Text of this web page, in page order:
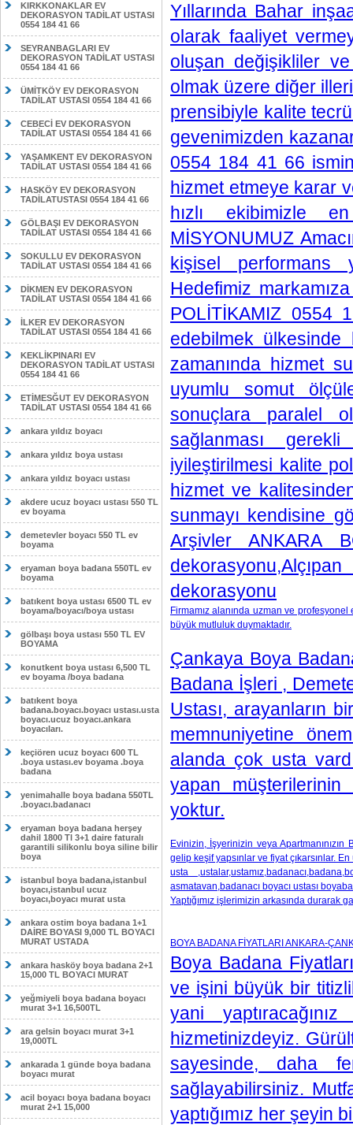
KIRKKONAKLAR EV
DEKORASYON TADİLAT USTASI
0554 184 41 66
SEYRANBAGLARI EV
DEKORASYON TADİLAT USTASI
0554 184 41 66
ÜMİTKÖY EV DEKORASYON
TADİLAT USTASI 0554 184 41 66
CEBECİ EV DEKORASYON
TADİLAT USTASI 0554 184 41 66
YAŞAMKENT EV DEKORASYON
TADİLAT USTASI 0554 184 41 66
HASKÖY EV DEKORASYON
TADİLATUSTASI 0554 184 41 66
GÖLBAŞI EV DEKORASYON
TADİLAT USTASI 0554 184 41 66
SOKULLU EV DEKORASYON
TADİLAT USTASI 0554 184 41 66
DİKMEN EV DEKORASYON
TADİLAT USTASI 0554 184 41 66
İLKER EV DEKORASYON
TADİLAT USTASI 0554 184 41 66
KEKLİKPINARI EV
DEKORASYON TADİLAT USTASI
0554 184 41 66
ETİMESĞUT EV DEKORASYON
TADİLAT USTASI 0554 184 41 66
ankara yıldız boyacı
ankara yıldız boya ustası
ankara yıldız boyacı ustası
akdere ucuz boyacı ustası 550 TL
ev boyama
demetevler boyacı 550 TL ev
boyama
eryaman boya badana 550TL ev
boyama
batıkent boya ustası 6500 TL ev
boyama/boyacı/boya ustası
gölbaşı boya ustası 550 TL EV
BOYAMA
konutkent boya ustası 6,500 TL
ev boyama /boya badana
batıkent boya
badana.boyacı.boyacı ustası.usta
boyacı.ucuz boyacı.ankara
boyacıları.
keçiören ucuz boyacı 600 TL
.boya ustası.ev boyama .boya
badana
yenimahalle boya badana 550TL
.boyacı.badanacı
eryaman boya badana herşey
dahil 1800 Tl 3+1 daire faturalı
garantili silikonlu boya siline bilir
boya
istanbul boya badana,istanbul
boyacı,istanbul ucuz
boyacı,boyacı murat usta
ankara ostim boya badana 1+1
DAİRE BOYASI 9,000 TL BOYACI
MURAT USTADA
ankara hasköy boya badana 2+1
15,000 TL BOYACI MURAT
yeğmiyeli boya badana boyacı
murat 3+1 16,500TL
ara gelsin boyacı murat 3+1
19,000TL
ankarada 1 günde boya badana
boyacı murat
acil boyacı boya badana boyacı
murat 2+1 15,000
Yıllarında Bahar
olarak faaliyet
oluşan değişikliler
olmak üzere diğer
prensibiyle kalite
gevenimizden
0554 184 41 66
hizmet etmeye karar
hızlı ekibimizle
MİSYONUMUZ
kişisel performans
Hedefimiz
POLİTİKAMIZ 0554
edebilmek ülkesinde
zamanında hizmet
uyumlu somut
sonuçlara paralel
sağlanması
iyileştirilmesi kalite
hizmet ve
sunmayı kendisine
Arşivler ANKARA
dekorasyonu
Firmamız alanında uzman ve
büyük mutluluk duymaktadır.
Çankaya Boya
Badana İşleri ,
Ustası, arayanların
memnuniyetine
alanda çok usta
yapan
yoktur.
Evinizin, İşyerinizin veya
gelip keşif yapsınlar ve fiyat çıkarsınlar.
usta
asmatavan,badanacı boyacı ustası
Yaptığımız işlerimizin arkasında durarak
BOYA BADANA FİYATLARI ANKARA-
Boya Badana
ve işini büyük bir
yani
hizmetinizdeyiz.
sayesinde, daha
sağlayabilirsiniz.
yaptığımız her şeyin